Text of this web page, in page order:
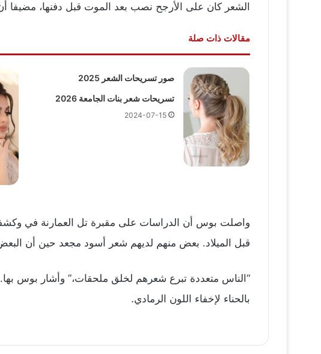
الشعر كان على الأرجح نصب بعد الموت قبل دفنها، مضيفا
مقالات ذات صلة
صور تسريحات الشعر 2025
تسريحات شعر بنات الجامعة 2026
2024-07-15
قبل الميلاد. بعض منهم لديهم شعر أسود مجعد حين أن البعض
“الناس متعددة تبرع شعرهم لخلق ملحقات،” وأشار بوس
بالحناء لإخفاء اللون الرمادي.